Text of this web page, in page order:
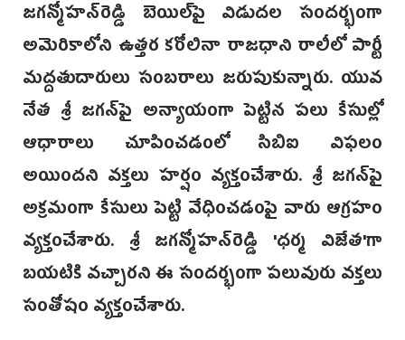
జగన్మోహన్‌రెడ్డి బెయిల్‌పై విడుదల సందర్భంగా
అమెరికాలోని ఉత్తర కరోలినా రాజధాని రాలీలో పార్టీ
మద్దతుదారులు సంబరాలు జరుపుకున్నారు. యువ
నేత శ్రీ జగన్‌పై అన్యాయంగా పెట్టిన పలు కేసుల్లో
ఆధారాలు చూపించడంలో సిబిఐ విఫలం
అయిందని వక్తలు హర్షం వ్యక్తంచేశారు. శ్రీ జగన్‌పై
అక్రమంగా కేసులు పెట్టి వేధించడంపై వారు ఆగ్రహం
వ్యక్తంచేశారు. శ్రీ జగన్మోహన్‌రెడ్డి 'ధర్మ విజేత'గా
బయటికి వచ్చారని ఈ సందర్భంగా పలువురు వక్తలు
సంతోషం వ్యక్తంచేశారు.